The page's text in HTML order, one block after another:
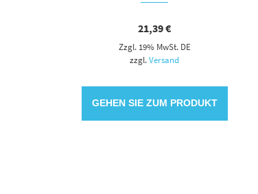
21,39€
Zzgl. 19% MwSt. DE
zzgl.Versand
GEHEN SIE ZUM PRODUKT